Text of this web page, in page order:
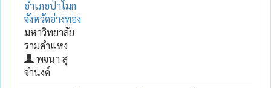
อำเภอป่าโมก
จังหวัดอ่างทอง
มหาวิทยาลัย
รามคำแหง
พจนา สุ
จำนงค์